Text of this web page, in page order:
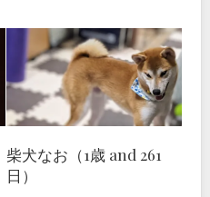
柴犬なお（1歳 and 261
日）